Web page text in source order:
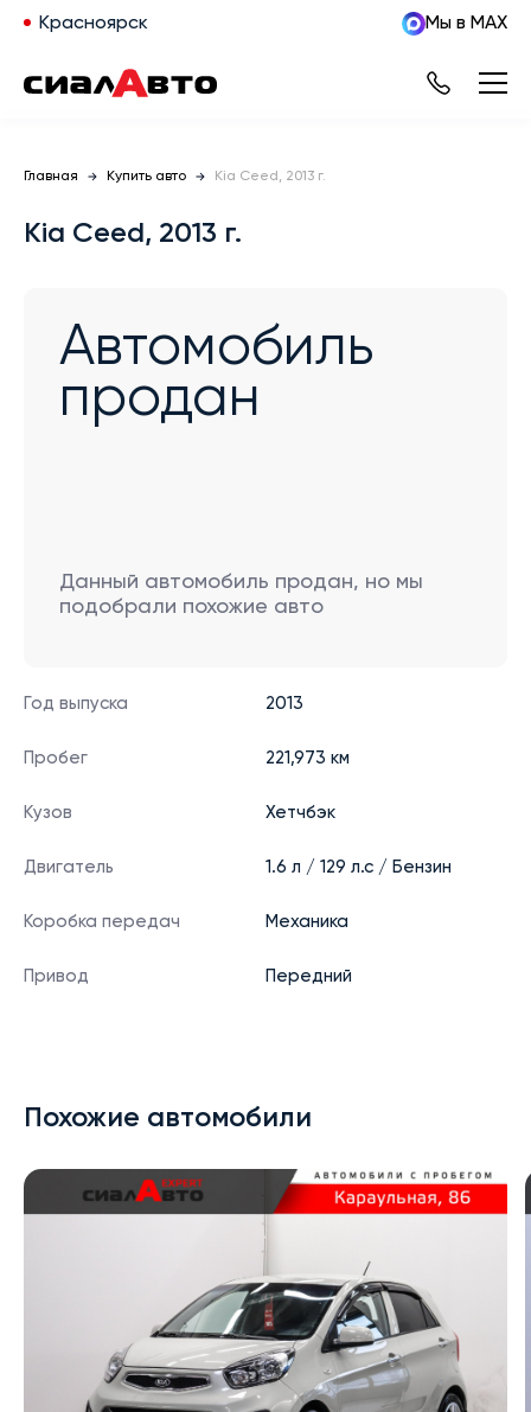
Красноярск Мы в MAX
Главная Купить авто Kia Ceed, 2013 г.
Kia Ceed, 2013 г.
Год выпуска 2013
Пробег 221,973 км
Кузов Хетчбэк
Двигатель 1.6 л / 129 л.с / Бензин
Коробка передач Механика
Привод Передний
Автомобиль
продан
Данный автомобиль продан, но мы
подобрали похожие авто
Похожие автомобили